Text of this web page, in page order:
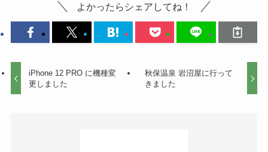
よかったらシェアしてね！
iPhone 12 PRO に機種変
更しました
秋保温泉 岩沼屋に行って
きました